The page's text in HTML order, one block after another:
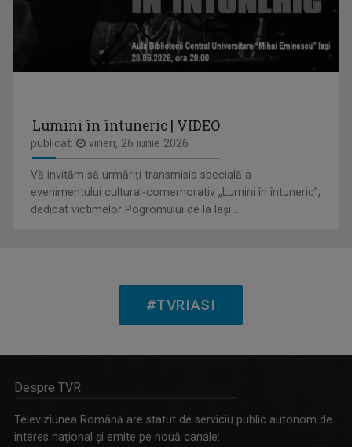
ROMÂNIA DIVERSĂ
Emisiune despre comunităţile etnice din ...
Un nou remediu pentru curiozitatea ...
CLAUDIA DĂNĂILĂ
Realizator la „Tableta de sănătate”, una ...
Lumini în întuneric | VIDEO
publicat: vineri, 26 iunie 2026
Vă invităm să urmăriți transmisia specială a
evenimentului cultural-comemorativ „Lumini în întuneric”,
dedicat victimelor Pogromului de la Iași ...
#TVRIASI
Despre TVR
Televiziunea Română are statut de serviciu public autonom de
interes naţional şi emite pe nouă canale: